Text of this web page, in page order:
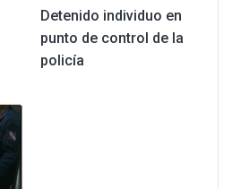
Detenido individuo en
punto de control de la
policía